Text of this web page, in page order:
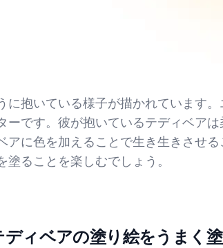
抱いている様子が描かれています
です。彼が抱いているテディベア
に色を加えることで生き生きさせる
ることを楽しむでしょう。
ィベアの塗り絵をうまく